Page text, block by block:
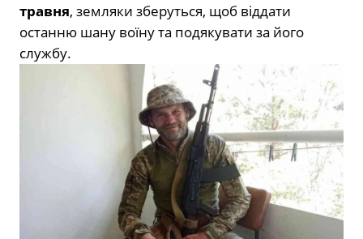
травня, земляки зберуться, щоб віддати
останню шану воїну та подякувати за його
службу.